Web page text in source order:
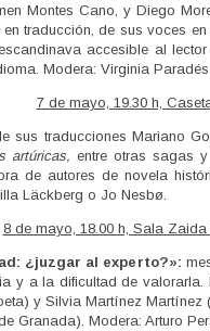
Montes Cano, y Diego
traducción, de sus voces
accesible al
Modera: Virginia Paradés
7 de mayo, 19.30 h,
sus traducciones Mariano
artúricas,entre otras sagas
de autores de novela
Läckberg o Jo Nesbø.
8 de mayo, 18.00 h, Sala
¿juzgar al experto?»:
y a la dificultad de
y Silvia Martínez Martínez
Granada). Modera: Arturo